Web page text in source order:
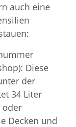
auch eine
Diese
der
34 Liter
oder
Decken und